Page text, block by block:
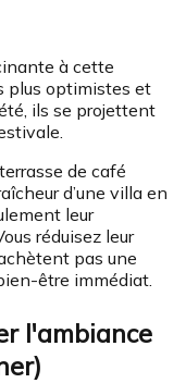
à cette
plus optimistes et
ils se projettent
de café
d’une villa en
leur
réduisez leur
pas une
être immédiat.
l'ambiance